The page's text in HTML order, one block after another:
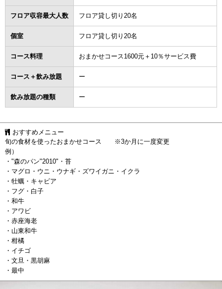
フロア収容最大人数 フロア貸し切り20名
個室 フロア貸し切り20名
コース料理 おまかせコース1600元＋10％サービス費
コース＋飲み放題 ー
飲み放題の種類 ー
おすすめメニュー
旬の食材を使ったおまかせコース ※3か月に一度変更
例）
・"森のパン"2010"・苔
・マグロ・ウニ・ウナギ・ズワイガニ・イクラ
・牡蠣・キャビア
・フグ・白子
・和牛
・アワビ
・赤座海老
・山東和牛
・柑橘
・イチゴ
・文旦・黒胡麻
・最中